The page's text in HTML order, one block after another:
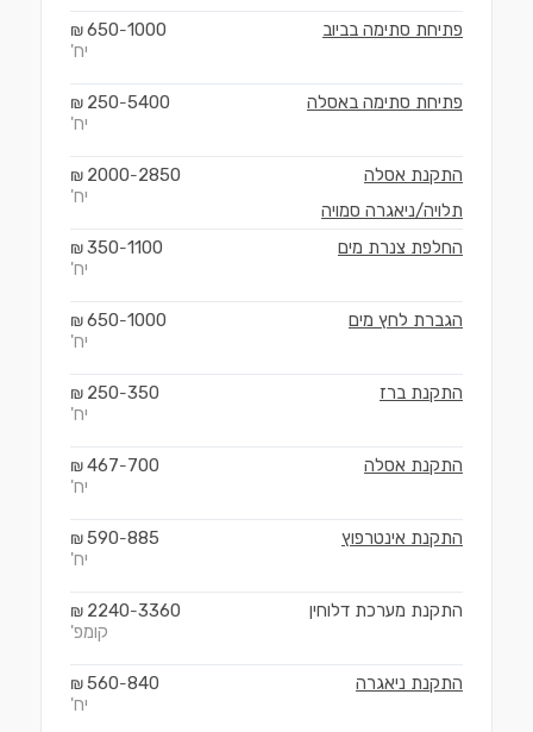
פתיחת סתימה בביוב 650-1000
₪
יח'
פתיחת סתימה באסלה 250-5400
₪
יח'
התקנת אסלה
תלויה/ניאגרה סמויה
2000-2850
₪
יח'
החלפת צנרת מים 350-1100
₪
יח'
הגברת לחץ מים 650-1000
₪
יח'
התקנת ברז 250-350
₪
יח'
התקנת אסלה 467-700
₪
יח'
התקנת אינטרפוץ 590-885
₪
יח'
התקנת מערכת דלוחין 2240-3360
₪
קומפ'
התקנת ניאגרה 560-840
₪
יח'